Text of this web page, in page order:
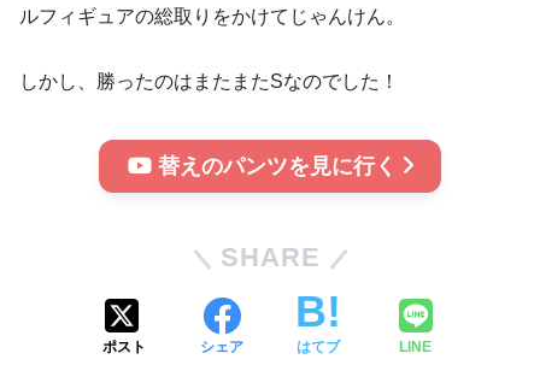
ルフィギュアの総取りをかけてじゃんけん。
しかし、勝ったのはまたまたSなのでした！
替えのパンツを見に行く
SHARE
ポスト シェア はてブ LINE